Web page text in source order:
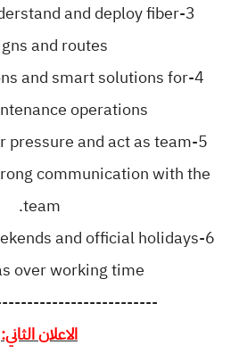
and deploy fiber
and routes
and smart solutions for
operations.
pressure and act as team
communication with the
team.
and official holidays
over working time.
الاعلان الثاني: